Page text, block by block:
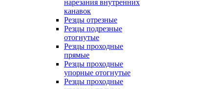
нарезания внутренних
канавок
Резцы отрезные
Резцы подрезные
отогнутые
Резцы проходные
прямые
Резцы проходные
упорные отогнутые
Резцы проходные